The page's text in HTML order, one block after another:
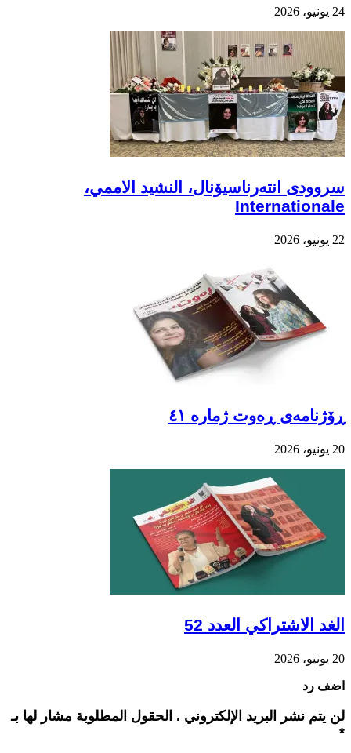
24 يونيو، 2026
سروودی انتەرناسیۆنال، النشيد الاممي،
Internationale
22 يونيو، 2026
ڕۆژنامەی ڕەوت ژمارە ٤١
20 يونيو، 2026
الغد الاشتراكي العدد 52
20 يونيو، 2026
اضف رد
لن يتم نشر البريد الإلكتروني . الحقول المطلوبة مشار لها بـ
*